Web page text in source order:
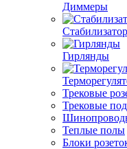
Диммеры
Гирлянды
Трековые
Трековые
Теплые полы
Блоки